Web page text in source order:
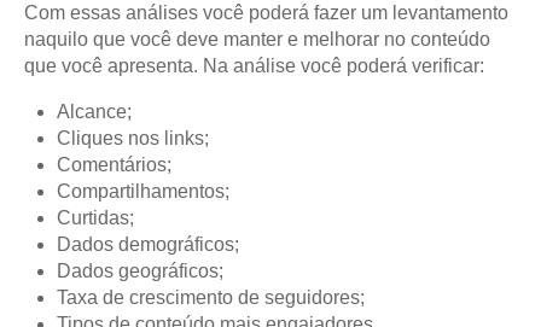
Com essas análises você poderá fazer um levantamento
naquilo que você deve manter e melhorar no conteúdo
que você apresenta. Na análise você poderá verificar:
Alcance;
Cliques nos links;
Comentários;
Compartilhamentos;
Curtidas;
Dados demográficos;
Dados geográficos;
Taxa de crescimento de seguidores;